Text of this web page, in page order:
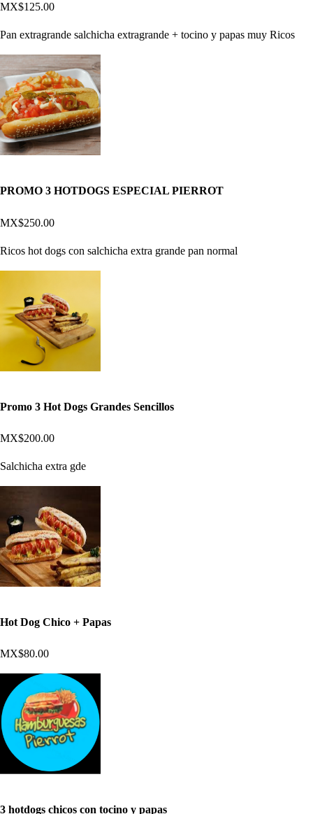
MX$125.00
Pan extragrande salchicha extragrande + tocino y papas muy Ricos
PROMO 3 HOTDOGS ESPECIAL PIERROT
MX$250.00
Ricos hot dogs con salchicha extra grande pan normal
Promo 3 Hot Dogs Grandes Sencillos
MX$200.00
Salchicha extra gde
Hot Dog Chico + Papas
MX$80.00
3 hotdogs chicos con tocino y papas